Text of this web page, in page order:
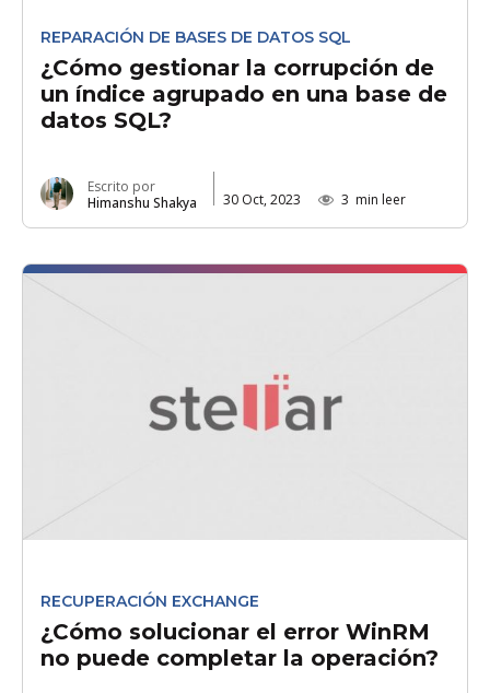
REPARACIÓN DE BASES DE DATOS SQL
¿Cómo gestionar la corrupción de
un índice agrupado en una base de
datos SQL?
Escrito por
Himanshu Shakya
30 Oct, 2023 3 min leer
RECUPERACIÓN EXCHANGE
¿Cómo solucionar el error WinRM
no puede completar la operación?